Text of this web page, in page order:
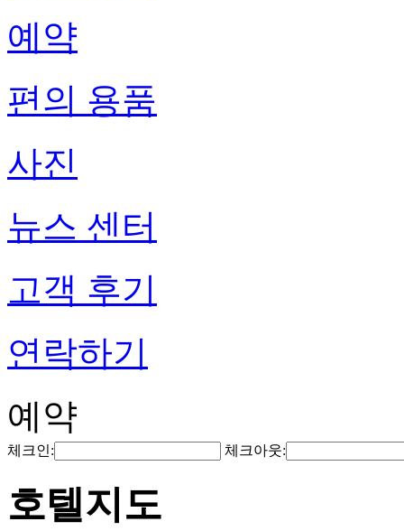
예약
편의 용품
사진
뉴스 센터
고객 후기
연락하기
예약
체크인: 체크아웃:
호텔지도